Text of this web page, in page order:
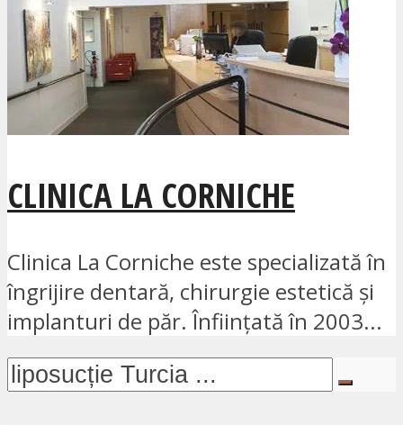
CLINICA LA CORNICHE
Clinica La Corniche este specializată în
îngrijire dentară, chirurgie estetică și
implanturi de păr. Înființată în 2003...